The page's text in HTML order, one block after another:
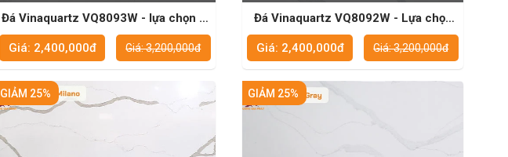
Đá Vinaquartz VQ8093W - lựa chọn lý
tưởng cho mọi không gian
Giá: 2,400,000đ
Giá: 3,200,000đ
Đá Vinaquartz VQ8092W - Lựa chọn
tuyệt vời cho mặt bàn bếp
Giá: 2,400,000đ
Giá: 3,200,000đ
GIẢM 25% GIẢM 25%